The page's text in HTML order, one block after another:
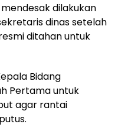
dilakukan
dinas setelah
ditahan untuk
Bidang
Pertama untuk
agar rantai